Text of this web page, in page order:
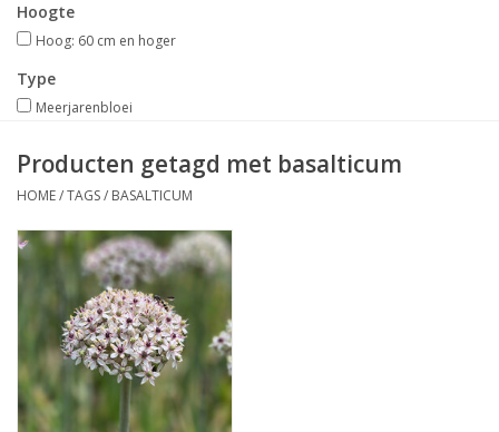
Onze tuinen!
Sterke Bollen Dagen
Nieuws
Hoogte
Hoog: 60 cm en hoger
Type
Meerjarenbloei
Producten getagd met basalticum
HOME/TAGS/ BASALTICUM